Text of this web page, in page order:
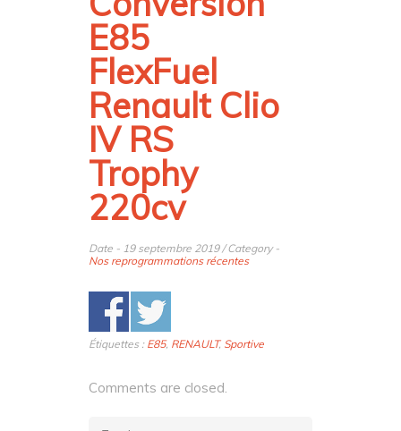
E85
FlexFuel
Renault Clio
IV RS
Trophy
220cv
Date - 19 septembre 2019 / Category -
Nos reprogrammations récentes
Étiquettes : E85, RENAULT, Sportive
Comments are closed.